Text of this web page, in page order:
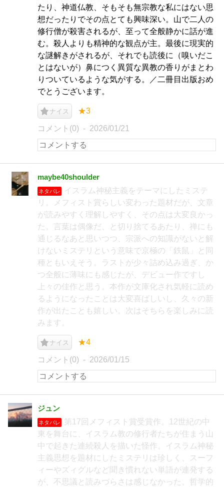
たり、神道仏教、そもそも無宗教な私にはない思
想だったりでその点とても興味深い。山で二人の
修行僧が殺害されるが、至って全般静かに話が進
む。殺人よりも精神的な観点が主。最後に現実的
な謎解きがされるが、それでも読後に（嗅いだこ
とはないが）鼻につく異質な異教の香りがまとわ
りついているような気がする。／二冊目出版おめ
でとうございます。
ナイス ★3
コメント(0) 2026/01/21
maybe40shoulder
ネタバレ
イスラム神秘主義をテーマにしたミステ
リ。メフィスト賞らしい変わった題材だが、文章
が読みやすく理解しやすく、その点は大変良かっ
た。言葉は偶像だ、と切り捨てるあたり、禅にも
通じるなあと思いつつ、宗派への知識がないと解
けないミステリという意味で京極の「鉄鼠」と同
種ともいえそう。ラストが少々詰め込み過ぎ、か
つ全般に薄味にも感じたが、デビュー作ですし
上々の佳作と思う。本作が文庫化され気軽に読め
るようになったことは大変喜ばしいし、久々の新
作が出たことも嬉しい。次はそちらを楽しみに読
みます。
ナイス ★4
コメント(0) 2026/01/15
ジュン
ネタバレ
第17回メフィスト賞受賞作。12世紀の中
東を舞台に、イスラム教の修行者たちが住まう山
中で起きた連続殺人を描いた怪作。イスラム神秘
主義思想を題材にしたミステリは珍しく、スーフ
ィーやズィグルなど聞き慣れない単語が連発する
が、不思議と読みづらさは感じなかった。哲学的